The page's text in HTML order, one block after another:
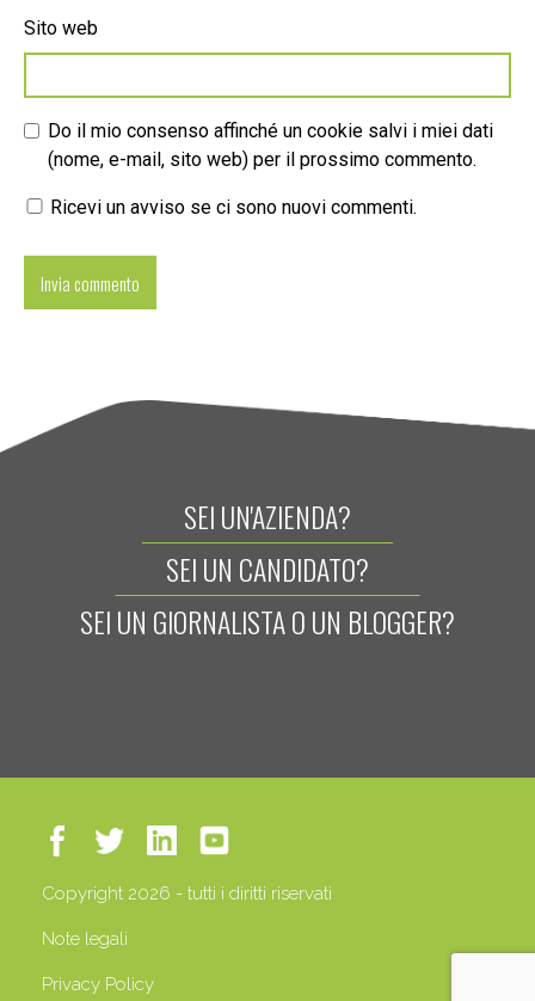
Sito web
Do il mio consenso affinché un cookie salvi i miei dati
(nome, e-mail, sito web) per il prossimo commento.
Ricevi un avviso se ci sono nuovi commenti.
SEI UN'AZIENDA?
SEI UN CANDIDATO?
SEI UN GIORNALISTA O UN BLOGGER?
Copyright 2026 - tutti i diritti riservati
Note legali
Privacy Policy